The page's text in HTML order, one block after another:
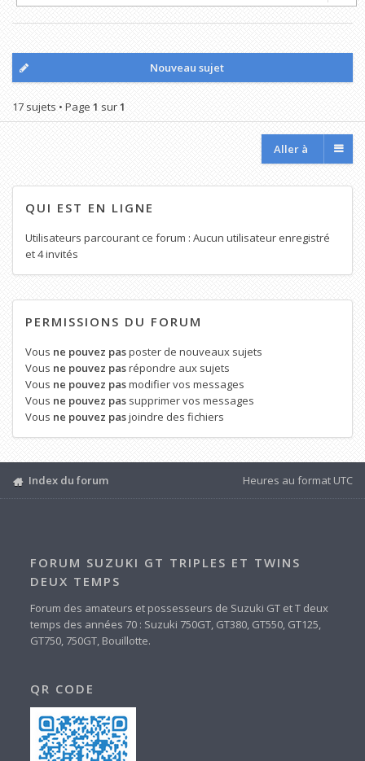
Nouveau sujet
17 sujets • Page 1 sur1
Aller à
QUI EST EN LIGNE
Utilisateurs parcourant ce forum : Aucun utilisateur enregistré
et 4 invités
PERMISSIONS DU FORUM
Vous ne pouvez pasposter de nouveaux sujets
Vous ne pouvez pasrépondre aux sujets
Vous ne pouvez pasmodifier vos messages
Vous ne pouvez pas supprimer vos messages
Vous ne pouvez pasjoindre des fichiers
Index du forum Heures au format UTC
FORUM SUZUKI GT TRIPLES ET TWINS
DEUX TEMPS
Forum des amateurs et possesseurs de Suzuki GT et T deux
temps des années 70 : Suzuki 750GT, GT380, GT550, GT125,
GT750, 750GT, Bouillotte.
QR CODE